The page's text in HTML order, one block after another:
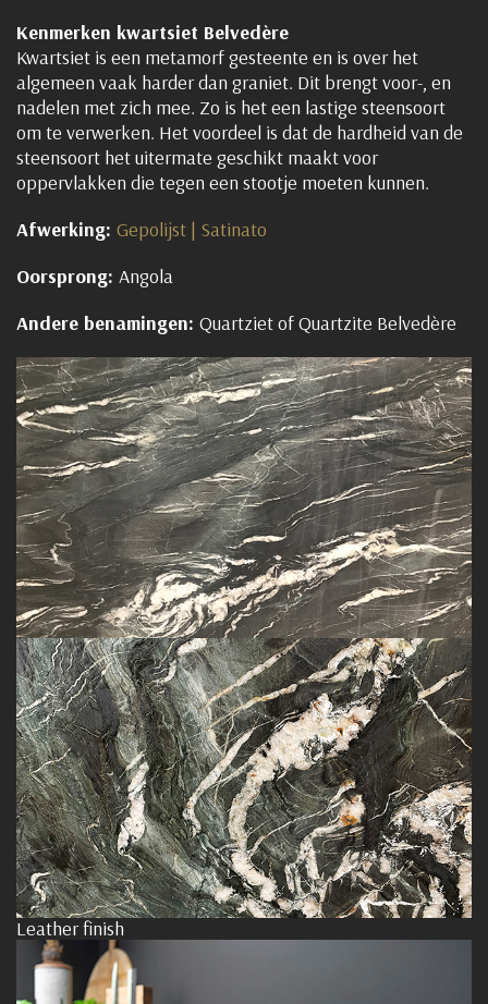
Kenmerken kwartsiet Belvedère
Kwartsiet is een metamorf gesteente en is over het
algemeen vaak harder dan graniet. Dit brengt voor-, en
nadelen met zich mee. Zo is het een lastige steensoort
om te verwerken. Het voordeel is dat de hardheid van de
steensoort het uitermate geschikt maakt voor
oppervlakken die tegen een stootje moeten kunnen.
Afwerking: Gepolijst | Satinato
Oorsprong: Angola
Andere benamingen: Quartziet of Quartzite Belvedère
Leather finish